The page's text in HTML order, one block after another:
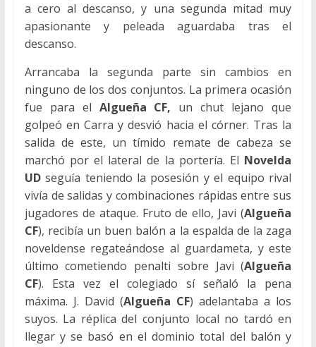
a cero al descanso, y una segunda mitad muy
apasionante y peleada aguardaba tras el
descanso.
Arrancaba la segunda parte sin cambios en
ninguno de los dos conjuntos. La primera ocasión
fue para el Algueña CF, un chut lejano que
golpeó en Carra y desvió hacia el córner. Tras la
salida de este, un tímido remate de cabeza se
marchó por el lateral de la portería. El Novelda
UDseguía teniendo la posesión y el equipo rival
vivía de salidas y combinaciones rápidas entre sus
jugadores de ataque. Fruto de ello, Javi (Algueña
CF), recibía un buen balón a la espalda de la zaga
noveldense regateándose al guardameta, y este
último cometiendo penalti sobre Javi (Algueña
CF). Esta vez el colegiado sí señaló la pena
máxima. J. David (Algueña CF) adelantaba a los
suyos. La réplica del conjunto local no tardó en
llegar y se basó en el dominio total del balón y